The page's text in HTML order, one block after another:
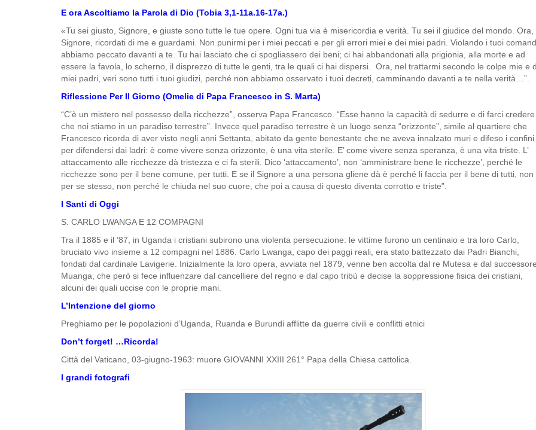
E ora Ascoltiamo la Parola di Dio (Tobia 3,1-11a.16-17a.)
«Tu sei giusto, Signore, e giuste sono tutte le tue opere. Ogni tua via è misericordia e verità. Tu sei il giudice del mondo. Ora,
Signore, ricordati di me e guardami. Non punirmi per i miei peccati e per gli errori miei e dei miei padri. Violando i tuoi
abbiamo peccato davanti a te. Tu hai lasciato che ci spogliassero dei beni; ci hai abbandonati alla prigionia, alla morte e ad
essere la favola, lo scherno, il disprezzo di tutte le genti, tra le quali ci hai dispersi. Ora, nel trattarmi secondo le colpe mie e
miei padri, veri sono tutti i tuoi giudizi, perché non abbiamo osservato i tuoi decreti, camminando davanti a te nella verità…”.
Riflessione Per Il Giorno (Omelie di Papa Francesco in S. Marta)
“C’è un mistero nel possesso della ricchezze”, osserva Papa Francesco. “Esse hanno la capacità di sedurre e di farci credere
che noi stiamo in un paradiso terrestre”. Invece quel paradiso terrestre è un luogo senza “orizzonte”, simile al quartiere che
Francesco ricorda di aver visto negli anni Settanta, abitato da gente benestante che ne aveva innalzato muri e difeso i confini
per difendersi dai ladri: è come vivere senza orizzonte, è una vita sterile. E’ come vivere senza speranza, è una vita triste. L’
attaccamento alle ricchezze dà tristezza e ci fa sterili. Dico ‘attaccamento’, non ‘amministrare bene le ricchezze’, perché le
ricchezze sono per il bene comune, per tutti. E se il Signore a una persona gliene dà è perché li faccia per il bene di tutti, non
per se stesso, non perché le chiuda nel suo cuore, che poi a causa di questo diventa corrotto e triste”.
I Santi di Oggi
S. CARLO LWANGA E 12 COMPAGNI
Tra il 1885 e il ‘87, in Uganda i cristiani subirono una violenta persecuzione: le vittime furono un centinaio e tra loro Carlo,
bruciato vivo insieme a 12 compagni nel 1886. Carlo Lwanga, capo dei paggi reali, era stato battezzato dai Padri Bianchi,
fondati dal cardinale Lavigerie. Inizialmente la loro opera, avviata nel 1879, venne ben accolta dal re Mutesa e dal
Muanga, che però si fece influenzare dal cancelliere del regno e dal capo tribù e decise la soppressione fisica dei cristiani,
alcuni dei quali uccise con le proprie mani.
L’Intenzione del giorno
Preghiamo per le popolazioni d’Uganda, Ruanda e Burundi afflitte da guerre civili e conflitti etnici
Don’t forget! …Ricorda!
Città del Vaticano, 03-giugno-1963: muore GIOVANNI XXIII 261° Papa della Chiesa cattolica.
I grandi fotografi